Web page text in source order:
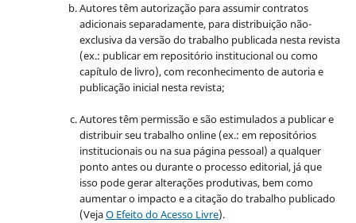
Autores têm autorização para assumir contratos
adicionais separadamente, para distribuição não-
exclusiva da versão do trabalho publicada nesta revista
(ex.: publicar em repositório institucional ou como
capítulo de livro), com reconhecimento de autoria e
publicação inicial nesta revista;
Autores têm permissão e são estimulados a publicar e
distribuir seu trabalho online (ex.: em repositórios
institucionais ou na sua página pessoal) a qualquer
ponto antes ou durante o processo editorial, já que
isso pode gerar alterações produtivas, bem como
aumentar o impacto e a citação do trabalho publicado
(VejaO Efeito do Acesso Livre).